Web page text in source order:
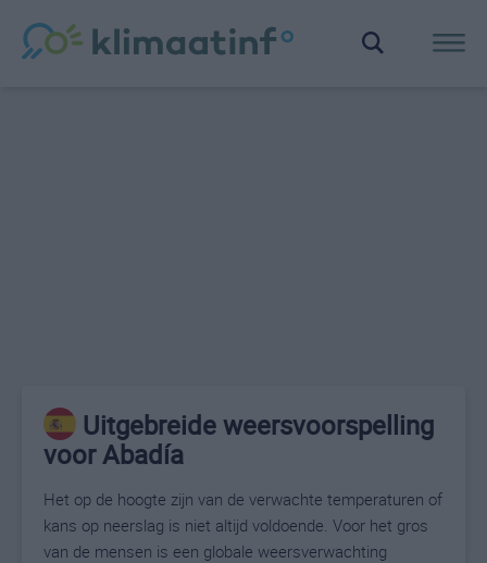
Uitgebreide weersvoorspelling
voor Abadía
Het op de hoogte zijn van de verwachte temperaturen of
kans op neerslag is niet altijd voldoende. Voor het gros
van de mensen is een globale weersverwachting